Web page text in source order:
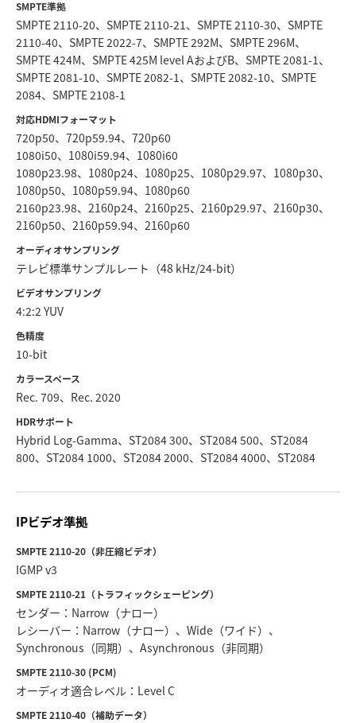
SMPTE準拠
SMPTE 2110‑20、SMPTE 2110‑21、SMPTE 2110‑30、SMPTE
2110‑40、SMPTE 2022-7、SMPTE 292M、SMPTE 296M、
SMPTE 424M、SMPTE 425M level AおよびB、SMPTE 2081‑1、
SMPTE 2081‑10、SMPTE 2082‑1、SMPTE 2082‑10、SMPTE
2084、SMPTE 2108‑1
対応HDMIフォーマット
720p50、720p59.94、720p60
1080i50、1080i59.94、1080i60
1080p23.98、1080p24、1080p25、1080p29.97、1080p30、
1080p50、1080p59.94、1080p60
2160p23.98、2160p24、2160p25、2160p29.97、2160p30、
2160p50、2160p59.94、2160p60
オーディオサンプリング
テレビ標準サンプルレート（48 kHz/24-bit）
ビデオサンプリング
4:2:2 YUV
色精度
10-bit
カラースペース
Rec. 709、Rec. 2020
HDRサポート
Hybrid Log-Gamma、ST2084 300、ST2084 500、ST2084
800、ST2084 1000、ST2084 2000、ST2084 4000、ST2084
IPビデオ準拠
SMPTE 2110-20（非圧縮ビデオ）
IGMP v3
SMPTE 2110-21（トラフィックシェーピング）
センダー：Narrow（ナロー）
レシーバー：Narrow（ナロー）、Wide（ワイド）、
Synchronous（同期）、Asynchronous（非同期）
SMPTE 2110-30 (PCM)
オーディオ適合レベル：Level C
SMPTE 2110-40（補助データ）